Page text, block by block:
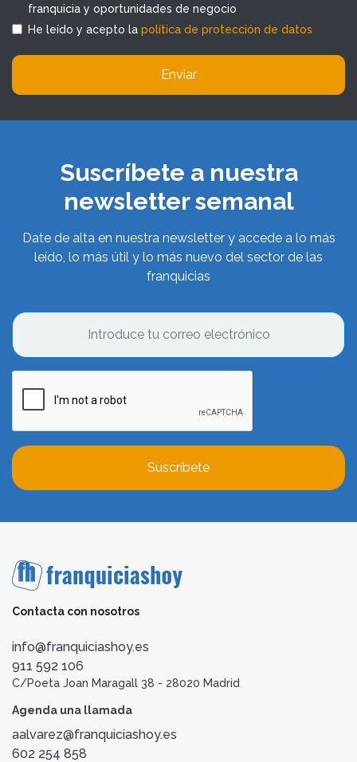
franquicia y oportunidades de negocio
He leído y acepto la política de protección de datos
Enviar
Suscríbete a nuestra
newsletter semanal
Date de alta en nuestra newsletter y accede a lo más
leído, lo más útil y lo más nuevo del sector de las
franquicias
Suscríbete
Contacta con nosotros
info@franquiciashoy.es
911 592 106
C/Poeta Joan Maragall 38 - 28020 Madrid
Agenda una llamada
aalvarez@franquiciashoy.es
602 254 858